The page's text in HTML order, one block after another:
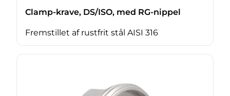
Clamp-krave, DS/ISO, med RG-nippel
Fremstillet af rustfrit stål AISI 316